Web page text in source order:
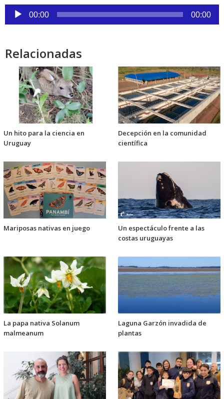
Reproductor
de
00:00 00:00
Relacionadas
Un hito para la ciencia en
Uruguay
Decepción en la comunidad
científica
Mariposas nativas en juego
Un espectáculo frente a las
costas uruguayas
La papa nativa Solanum
malmeanum
Laguna Garzón invadida de
plantas